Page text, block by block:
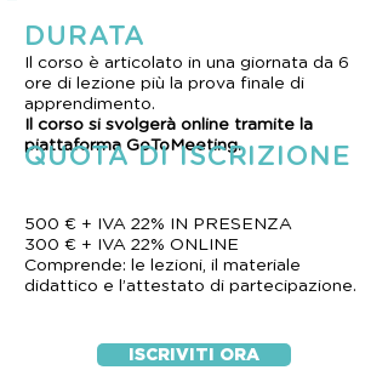
Il corso è articolato in una giornata da 6
ore di lezione più la prova finale di
apprendimento.
Il corso si svolgerà online tramite la
piattaforma GoToMeeting.
500 € + IVA 22% IN PRESENZA
300 € + IVA 22% ONLINE
Comprende: le lezioni, il materiale
didattico e l’attestato di partecipazione.
QUOTA DI ISCRIZIONE
DURATA
ISCRIVITI ORA